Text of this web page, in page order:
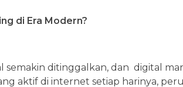
di Era Modern?
semakin ditinggalkan, dan digital
aktif di internet setiap harinya,